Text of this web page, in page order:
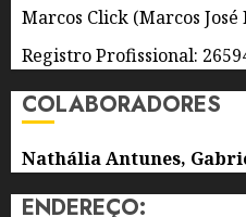
0
Marcos Click (Marcos
Registro Profissional:
COLABORADORES
Nathália Antunes,
ENDEREÇO: